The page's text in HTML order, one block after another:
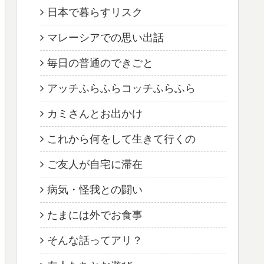
日本で暮らすリスク
マレーシアでの思い出話
毎日の普通のできごと
アッチふらふらコッチふらふら
カミさんとお出かけ
これから何をして生きて行くの
ご友人が自宅に滞在
病気・怪我との闘い
たまには外でお食事
そんな話ってアリ？